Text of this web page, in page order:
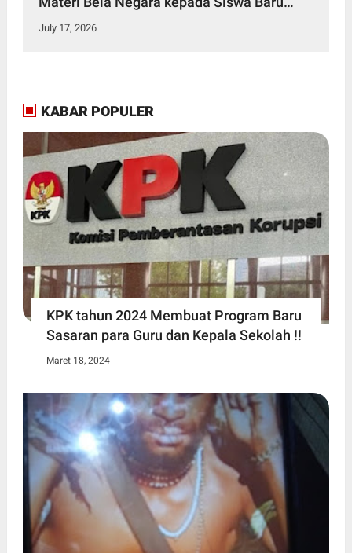
SMKN 3 Bitung dalam Kegiatan MPLS
July 17, 2026
KABAR POPULER
KPK tahun 2024 Membuat Program Baru
Sasaran para Guru dan Kepala Sekolah !!
Maret 18, 2024